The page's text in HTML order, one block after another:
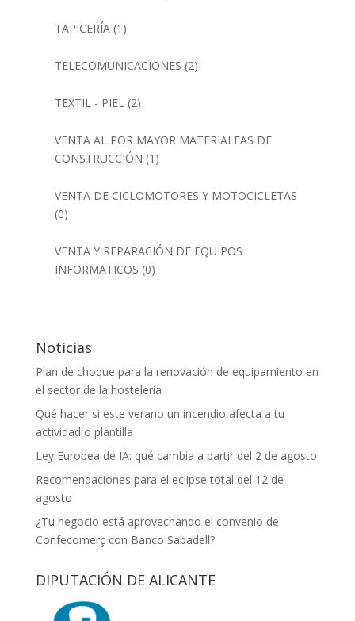
TAPICERÍA(1)
TELECOMUNICACIONES (2)
TEXTIL - PIEL(2)
VENTA AL POR MAYOR MATERIALEAS DE
CONSTRUCCIÓN (1)
VENTA DE CICLOMOTORES Y MOTOCICLETAS
(0)
VENTA Y REPARACIÓN DE EQUIPOS
INFORMATICOS (0)
Noticias
Plan de choque para la renovación de equipamiento en
el sector de la hostelería
Qué hacer si este verano un incendio afecta a tu
actividad o plantilla
Ley Europea de IA: qué cambia a partir del 2 de agosto
Recomendaciones para el eclipse total del 12 de
agosto
¿Tu negocio está aprovechando el convenio de
Confecomerç con Banco Sabadell?
DIPUTACIÓN DE ALICANTE